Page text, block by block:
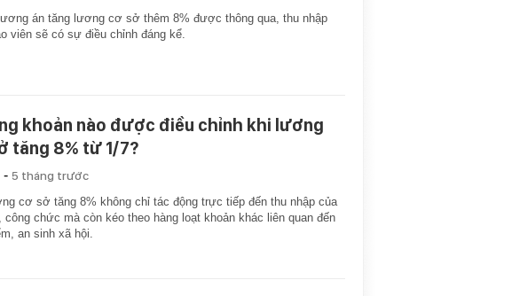
án tăng lương cơ sở thêm 8% được thông qua, thu nhập
viên sẽ có sự điều chỉnh đáng kể.
khoản nào được điều chỉnh khi lương
tăng 8% từ 1/7?
- 5 tháng trước
cơ sở tăng 8% không chỉ tác động trực tiếp đến thu nhập của
công chức mà còn kéo theo hàng loạt khoản khác liên quan đến
an sinh xã hội.